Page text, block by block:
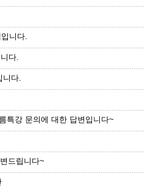
니다.
다.
니다.
특강 문의에 대한 답변입니다~
드립니다~